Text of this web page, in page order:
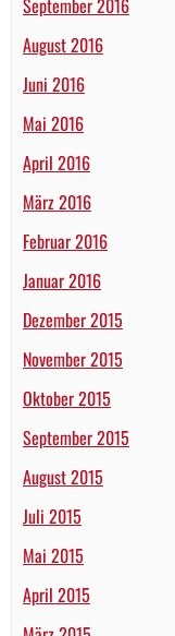
September 2016
August 2016
Juni 2016
Mai 2016
April 2016
März 2016
Februar 2016
Januar 2016
Dezember 2015
November 2015
Oktober 2015
September 2015
August 2015
Juli 2015
Mai 2015
April 2015